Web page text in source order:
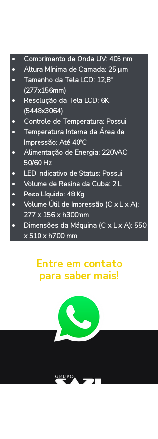
Comprimento de Onda UV: 405 nm
Altura Mínima de Camada: 25 μm
Tamanho da Tela LCD: 12,8"
(277x156mm)
Resolução da Tela LCD: 6K
(5448x3064)
Controle de Temperatura: Possui
Temperatura Interna da Área de
Impressão: Até 40ºC
Alimentação de Energia: 220VAC
50/60 Hz
LED Indicativo de Status: Possui
Volume de Resina da Cuba: 2 L
Peso Líquido: 48 Kg
Volume Útil de Impressão (C x L x A):
277 x 156 x h300mm
Dimensões da Máquina (C x L x A): 550
x 510 x h700 mm
Entre em contato
para saber mais!